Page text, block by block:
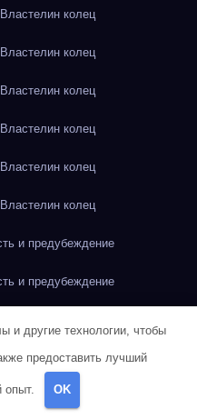
колец
колец
колец
колец
колец
колец
и предубеждение
и предубеждение
и предубеждение
и предубеждение
и другие технологии, чтобы
предоставить лучший
опыт. OK